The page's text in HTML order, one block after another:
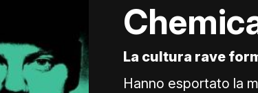
La cultura rave
Hanno esportato la